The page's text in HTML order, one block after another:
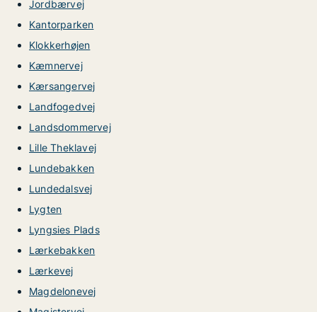
Jordbærvej
Kantorparken
Klokkerhøjen
Kæmnervej
Kærsangervej
Landfogedvej
Landsdommervej
Lille Theklavej
Lundebakken
Lundedalsvej
Lygten
Lyngsies Plads
Lærkebakken
Lærkevej
Magdelonevej